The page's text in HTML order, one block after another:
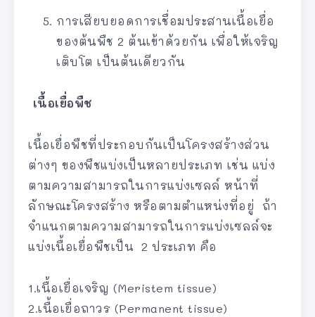
การเสียบยอดการเชื่อมประสานเนื้อเยื่อ
ของต้นพืช 2 ต้นเข้าด้วยกัน เพื่อให้เจริญ
เติบโต เป็นต้นเดียวกัน
เนื้อเยื่อพืช
เนื้อเยื่อพืชที่ประกอบกันเป็นโครงสร้างส่วน
ต่างๆ ของพืชแบ่งเป็นหลายประเภท เช่น แบ่ง
ตามความสามารถในการแบ่งเซลล์ หน้าที่
ลักษณะโครงสร้าง หรือตามตำแหน่งที่อยู่ ถ้า
จำแนกตามความสามารถในการแบ่งเซลล์จะ
แบ่งเนื้อเยื่อพืชเป็น 2 ประเภท คือ
1.เนื้อเยื่อเจริญ (Meristem tissue)
2.เนื้อเยื่อถาวร (Permanent tissue)